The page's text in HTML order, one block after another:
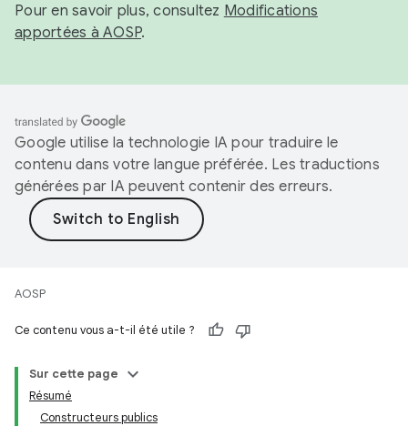
Pour en savoir plus, consultez Modifications
apportées à AOSP.
Google utilise la technologie IA pour traduire le
contenu dans votre langue préférée. Les traductions
générées par IA peuvent contenir des erreurs.
AOSP
Ce contenu vous a-t-il été utile ?
Sur cette page
Résumé
Constructeurs publics